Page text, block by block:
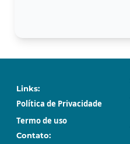
Links:
Política de Privacidade
Termo de uso
Contato: